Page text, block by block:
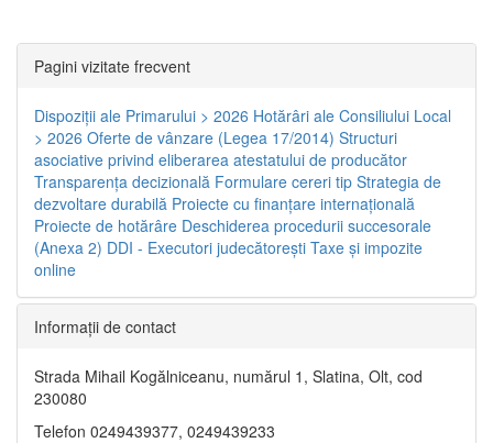
Pagini vizitate frecvent
Dispoziţii ale Primarului > 2026 Hotărâri ale Consiliului Local
> 2026 Oferte de vânzare (Legea 17/2014) Structuri
asociative privind eliberarea atestatului de producător
Transparenţa decizională Formulare cereri tip Strategia de
dezvoltare durabilă Proiecte cu finanţare internaţională
Proiecte de hotărâre Deschiderea procedurii succesorale
(Anexa 2) DDI - Executori judecătorești Taxe şi impozite
online
Informaţii de contact
Strada Mihail Kogălniceanu, numărul 1, Slatina, Olt, cod
230080
Telefon 0249439377, 0249439233